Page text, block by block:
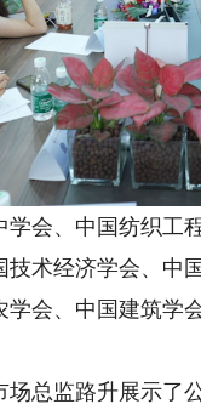
、中国纺织工
术经济学会、中
会、中国建筑学
监路升展示了公